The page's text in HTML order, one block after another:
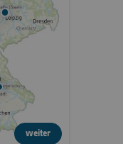
weiter